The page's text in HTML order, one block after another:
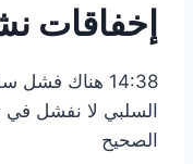
إخفاقات
14:38 هناك
السلبي لا نفشل في
الصحيح